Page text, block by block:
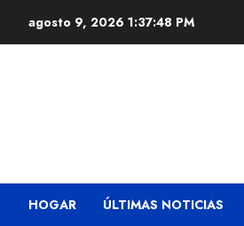
agosto 9, 2026 1:37:49 PM
HOGAR ÚLTIMAS NOTICIAS